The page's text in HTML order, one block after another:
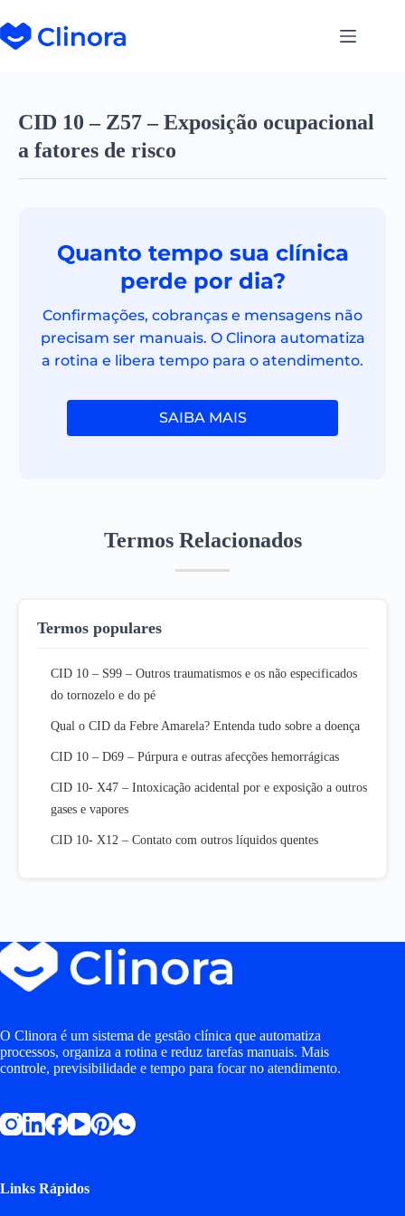
CID 10 – Z57 – Exposição ocupacional
a fatores de risco
Quanto tempo sua clínica
perde por dia?
Confirmações, cobranças e mensagens não
precisam ser manuais. O Clinora automatiza
a rotina e libera tempo para o atendimento.
SAIBA MAIS
Termos Relacionados
Termos populares
CID 10 – S99 – Outros traumatismos e os não especificados
do tornozelo e do pé
Qual o CID da Febre Amarela? Entenda tudo sobre a doença
CID 10 – D69 – Púrpura e outras afecções hemorrágicas
CID 10- X47 – Intoxicação acidental por e exposição a outros
gases e vapores
CID 10- X12 – Contato com outros líquidos quentes
O Clinora é um sistema de gestão clínica que automatiza
processos, organiza a rotina e reduz tarefas manuais. Mais
controle, previsibilidade e tempo para focar no atendimento.
Links Rápidos